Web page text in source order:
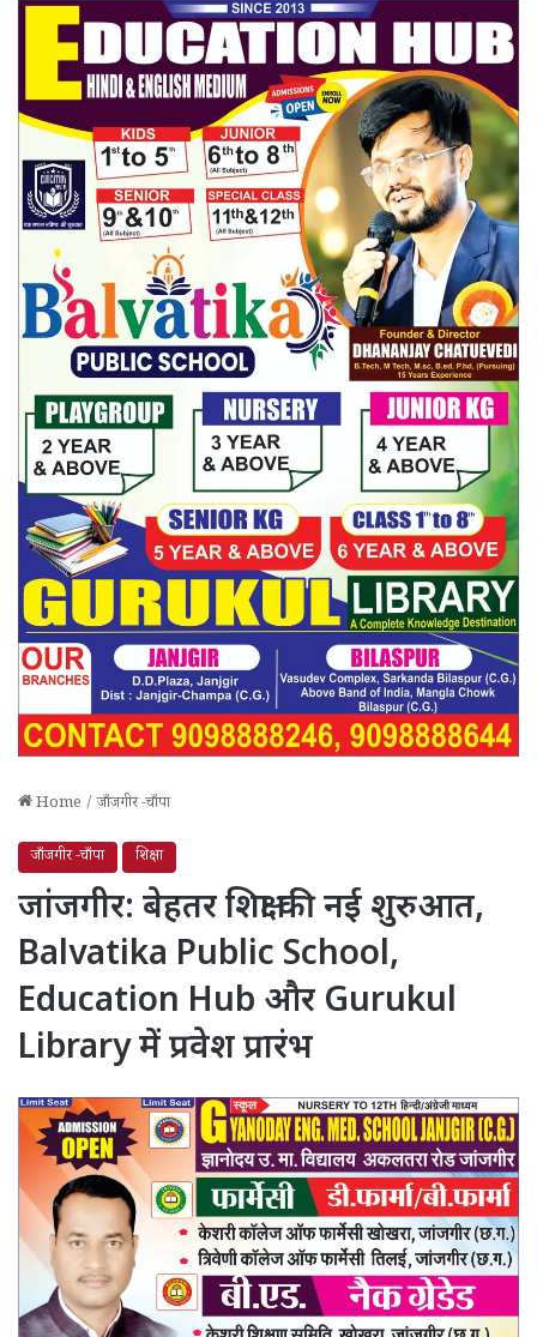
Home / जाँजगीर -चाँपा
जाँजगीर -चाँपा शिक्षा
जांजगीर: बेहतर शिक्षा की नई शुरुआत,
Balvatika Public School,
Education Hub और Gurukul
Library में प्रवेश प्रारंभ